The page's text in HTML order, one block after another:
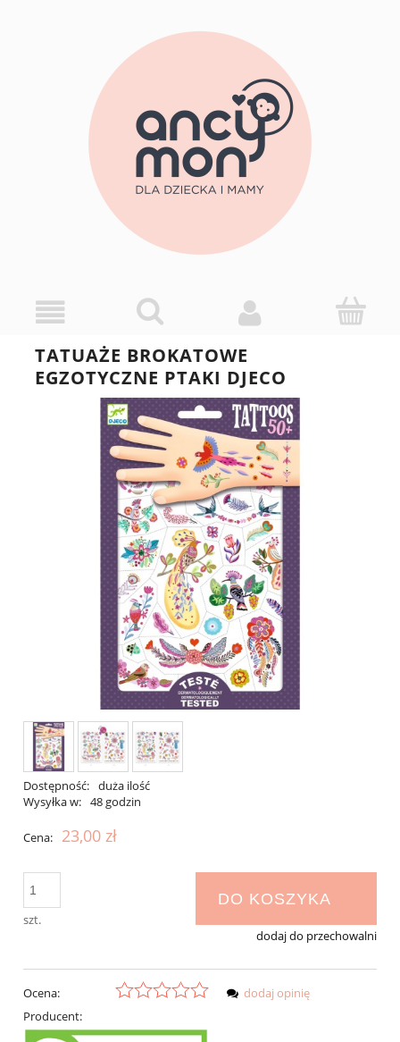
TATUAŻE BROKATOWE
EGZOTYCZNE PTAKI DJECO
Dostępność: duża ilość
Wysyłka w: 48 godzin
Cena: 23,00 zł
szt.
DO KOSZYKA
dodaj do przechowalni
Ocena:
Producent:
dodaj opinię